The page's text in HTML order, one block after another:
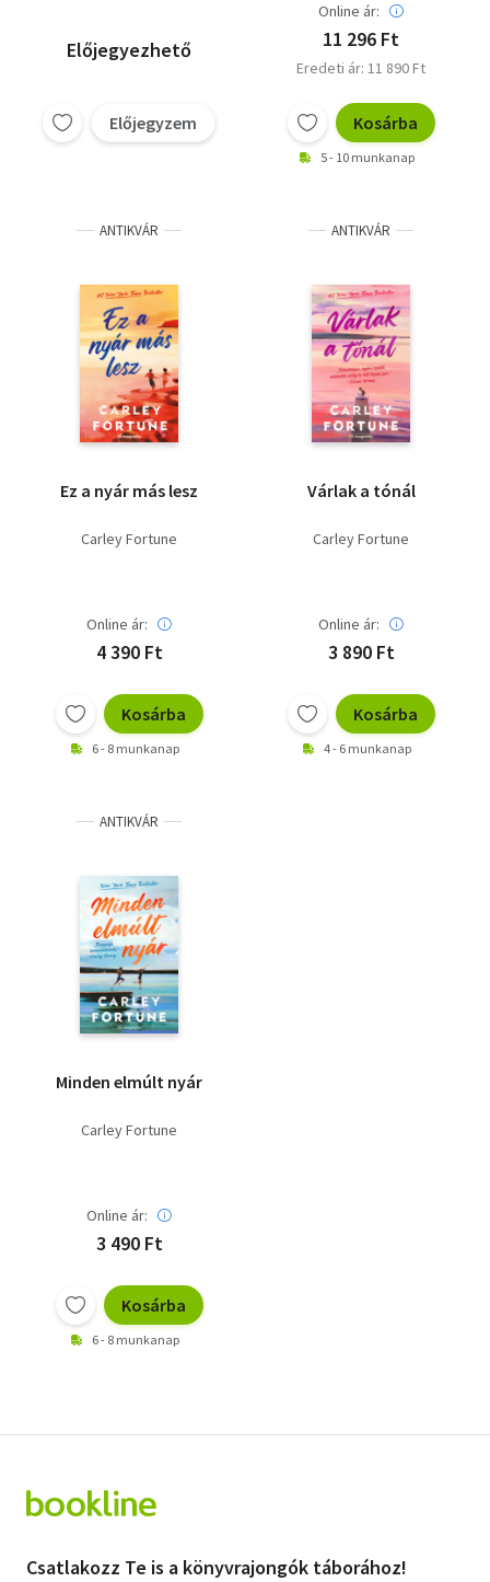
Előjegyezhető
Előjegyzem
Online ár:
11 296 Ft
Eredeti ár: 11 890 Ft
Kosárba
5 - 10 munkanap
ANTIKVÁR
Ez a nyár más lesz
Carley Fortune
Online ár:
4 390 Ft
Kosárba
6 - 8 munkanap
ANTIKVÁR
Várlak a tónál
Carley Fortune
Online ár:
3 890 Ft
Kosárba
4 - 6 munkanap
ANTIKVÁR
Minden elmúlt nyár
Carley Fortune
Online ár:
3 490 Ft
Kosárba
6 - 8 munkanap
Csatlakozz Te is a könyvrajongók táborához!